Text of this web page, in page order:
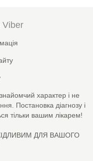
Viber
характер і не
Постановка діагнозу і
тільки вашим лікарем!
ДЛЯ ВАШОГО